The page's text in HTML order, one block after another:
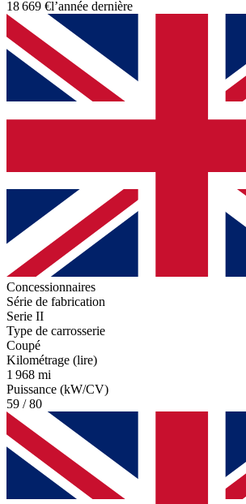
18 669 €l’année dernière
Concessionnaires
Série de fabrication
Serie II
Type de carrosserie
Coupé
Kilométrage (lire)
1 968 mi
Puissance (kW/CV)
59 / 80